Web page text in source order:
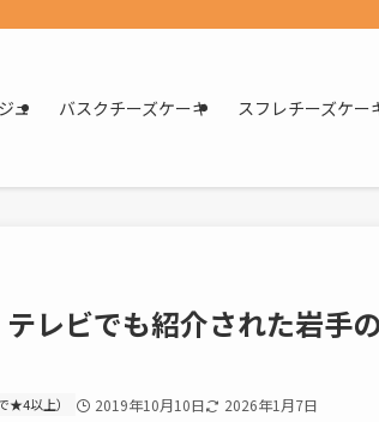
ュ バスクチーズケーキ スフレチーズケー
レビでも紹介された岩手
★4以上） 2019年10月10日 2026年1月7日